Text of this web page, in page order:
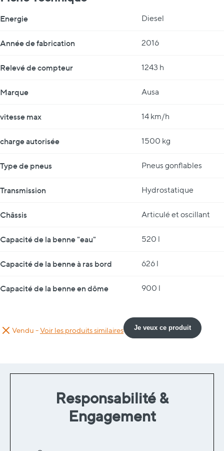
Energie Diesel
Année de fabrication 2016
Relevé de compteur 1243 h
Marque Ausa
vitesse max 14 km/h
charge autorisée 1500 kg
Type de pneus Pneus gonflables
Transmission Hydrostatique
Châssis Articulé et oscillant
Capacité de la benne "eau" 520 l
Capacité de la benne à ras bord 626 l
Capacité de la benne en dôme 900 l
Vendu -Voir les produits similaires Je veux ce produit
Responsabilité &
Engagement